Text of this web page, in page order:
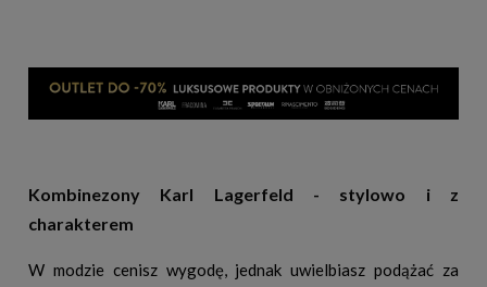
Kombinezony Karl Lagerfeld - stylowo i z
charakterem
W modzie cenisz wygodę, jednak uwielbiasz podążać za